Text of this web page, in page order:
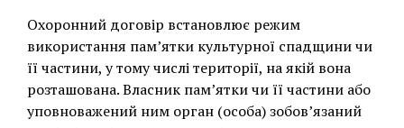
Охоронний договір встановлює режим
використання пам’ятки культурної спадщини чи
її частини, у тому числі території, на якій вона
розташована. Власник пам’ятки чи її частини або
уповноважений ним орган (особа) зобов’язаний